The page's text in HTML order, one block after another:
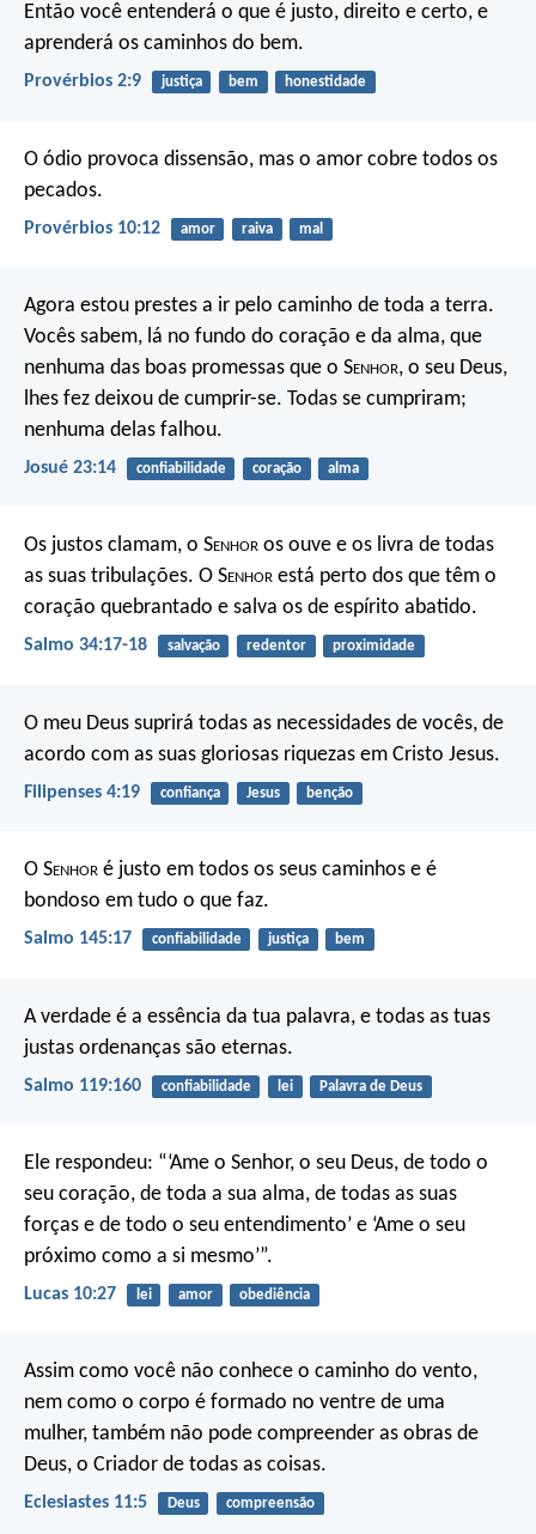
Então você entenderá o que é justo, direito e certo, e
aprenderá os caminhos do bem.
Provérbios 2:9 justiça bem honestidade
O ódio provoca dissensão, mas o amor cobre todos os
pecados.
Provérbios 10:12 amor raiva mal
Agora estou prestes a ir pelo caminho de toda a terra.
Vocês sabem, lá no fundo do coração e da alma, que
nenhuma das boas promessas que o Senhor, o seu Deus,
lhes fez deixou de cumprir-se. Todas se cumpriram;
nenhuma delas falhou.
Josué 23:14 confiabilidade coração alma
Os justos clamam, o Senhor os ouve e os livra de todas
as suas tribulações. O Senhor está perto dos que têm o
coração quebrantado e salva os de espírito abatido.
Salmo 34:17-18 salvação redentor proximidade
O meu Deus suprirá todas as necessidades de vocês, de
acordo com as suas gloriosas riquezas em Cristo Jesus.
Filipenses 4:19 confiança Jesus benção
O Senhor é justo em todos os seus caminhos e é
bondoso em tudo o que faz.
Salmo 145:17 confiabilidade justiça bem
A verdade é a essência da tua palavra, e todas as tuas
justas ordenanças são eternas.
Salmo 119:160 confiabilidade lei Palavra de Deus
Ele respondeu: “‘Ame o Senhor, o seu Deus, de todo o
seu coração, de toda a sua alma, de todas as suas
forças e de todo o seu entendimento’ e ‘Ame o seu
próximo como a si mesmo’”.
Lucas 10:27 lei amor obediência
Assim como você não conhece o caminho do vento,
nem como o corpo é formado no ventre de uma
mulher, também não pode compreender as obras de
Deus, o Criador de todas as coisas.
Eclesiastes 11:5 Deus compreensão